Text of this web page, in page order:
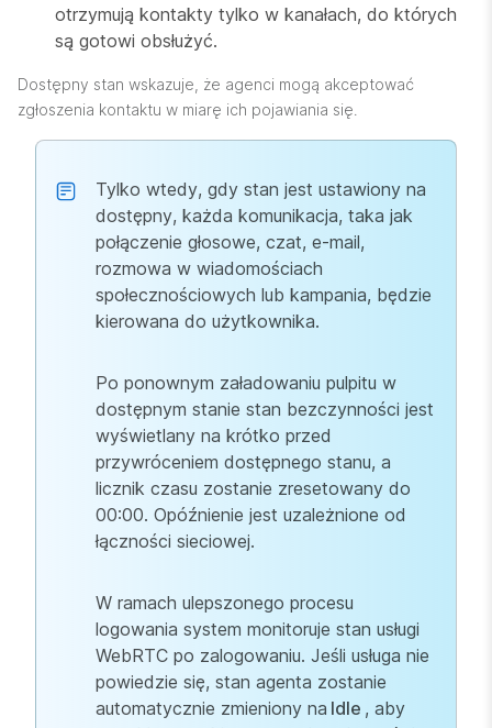
otrzymują kontakty tylko w kanałach, do których
są gotowi obsłużyć.
Dostępny stan wskazuje, że agenci mogą akceptować
zgłoszenia kontaktu w miarę ich pojawiania się.
Tylko wtedy, gdy stan jest ustawiony na
dostępny, każda komunikacja, taka jak
połączenie głosowe, czat, e-mail,
rozmowa w wiadomościach
społecznościowych lub kampania, będzie
kierowana do użytkownika.
Po ponownym załadowaniu pulpitu w
dostępnym stanie stan bezczynności jest
wyświetlany na krótko przed
przywróceniem dostępnego stanu, a
licznik czasu zostanie zresetowany do
00:00. Opóźnienie jest uzależnione od
łączności sieciowej.
W ramach ulepszonego procesu
logowania system monitoruje stan usługi
WebRTC po zalogowaniu. Jeśli usługa nie
powiedzie się, stan agenta zostanie
automatycznie zmieniony na Idle , aby